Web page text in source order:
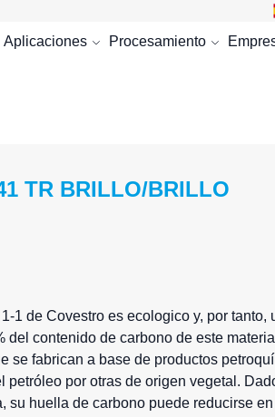
Aplicaciones Procesamiento
TR BRILLO/BRILLO
1 de Covestro es ecologico y, por tanto,
contenido de carbono de este
se fabrican a base de productos
por otras de origen vegetal.
huella de carbono puede reducirse